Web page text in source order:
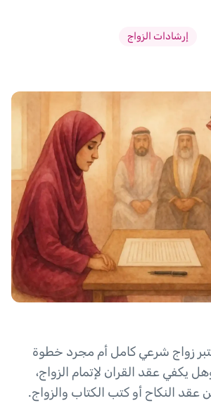
إرشادات الزواج
زواج شرعي كامل أم مجرد خطوة
يكفي عقد القران لإتمام الزواج،
عقد النكاح أو كتب الكتاب والزواج.